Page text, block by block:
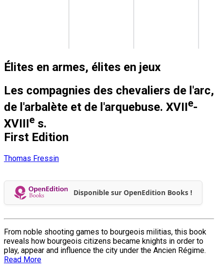
Élites en armes, élites en jeux
Les compagnies des chevaliers de l'arc,
de l'arbalète et de l'arquebuse. XVIIe-
XVIIIe s.
First Edition
Thomas Fressin
Disponible sur OpenEdition Books !
From noble shooting games to bourgeois militias, this book
reveals how bourgeois citizens became knights in order to
play, appear and influence the city under the Ancien Régime.
Read More